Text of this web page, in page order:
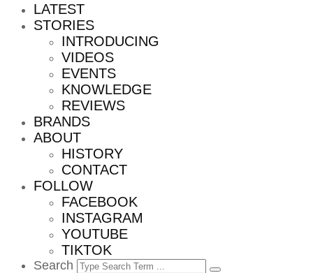
LATEST
STORIES
INTRODUCING
VIDEOS
EVENTS
KNOWLEDGE
REVIEWS
BRANDS
ABOUT
HISTORY
CONTACT
FOLLOW
FACEBOOK
INSTAGRAM
YOUTUBE
TIKTOK
Search